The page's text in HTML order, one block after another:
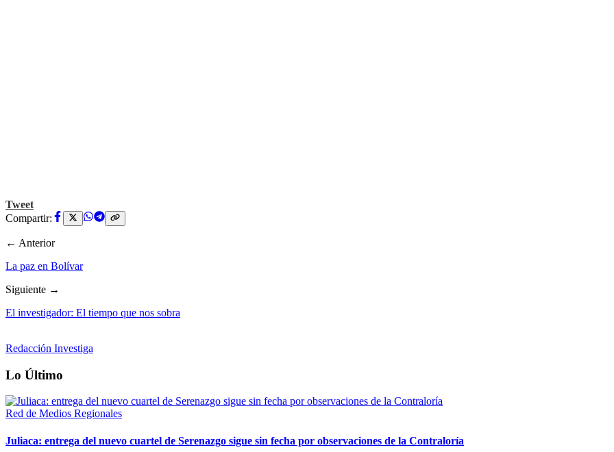
Tweet
Compartir:
← Anterior
La paz en Bolívar
Siguiente →
El investigador: El tiempo que nos sobra
Redacción Investiga
Lo Último
Red de Medios Regionales
Juliaca: entrega del nuevo cuartel de Serenazgo sigue sin fecha por observaciones de la Contraloría